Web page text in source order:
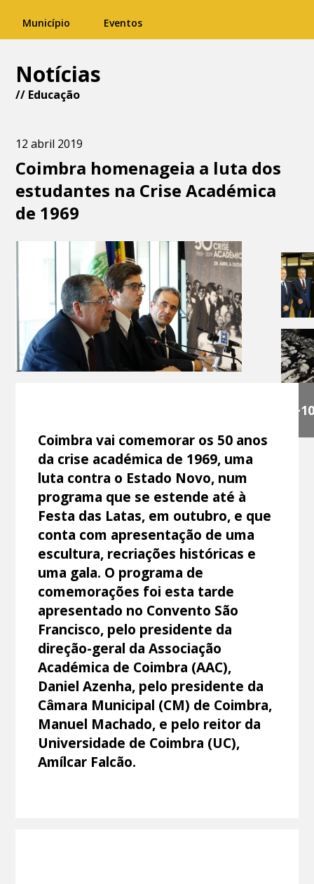
Município Eventos
Notícias
// Educação
12 abril 2019
Coimbra homenageia a luta dos
estudantes na Crise Académica
de 1969
+10
Coimbra vai comemorar os 50 anos
da crise académica de 1969, uma
luta contra o Estado Novo, num
programa que se estende até à
Festa das Latas, em outubro, e que
conta com apresentação de uma
escultura, recriações históricas e
uma gala. O programa de
comemorações foi esta tarde
apresentado no Convento São
Francisco, pelo presidente da
direção-geral da Associação
Académica de Coimbra (AAC),
Daniel Azenha, pelo presidente da
Câmara Municipal (CM) de Coimbra,
Manuel Machado, e pelo reitor da
Universidade de Coimbra (UC),
Amílcar Falcão.